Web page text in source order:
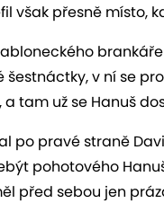
však přesně místo,
v ní se
tam už se Hanuš
po pravé straně
pohotového
před sebou jen